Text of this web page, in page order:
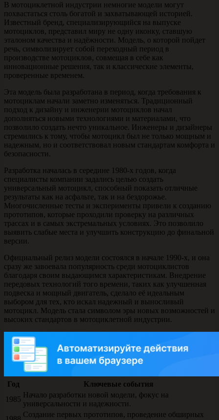
В мотоциклетной индустрии немногие модели могут
похвастаться столь богатой и захватывающей историей.
Известный бренд, специализирующийся на выпуске
мотоциклов, представил миру не одну иконку, ставшую
эталоном качества и надёжности. Модель, о которой пойдет
речь, символизирует собой переходный период в
производстве мотоциклов, совмещая в себе как
инновационные решения, так и классические элементы,
проверенные временем.
Эта модель была разработана в период, когда требования к
мотоциклам начали заметно изменяться. Традиционный
подход к дизайну и инженерии мотоциклов начал
дополняться новыми технологиями и материалами, что
позволило создать нечто уникальное. Инженеры и дизайнеры
стремились к тому, чтобы мотоцикл был не только мощным и
надежным, но и соответствовал новым стандартам комфорта и
безопасности.
Разработка началась в середине 1980-х годов, когда
специалисты компании задались целью создать
универсальный мотоцикл, способный показать отличные
результаты как на асфальте, так и на бездорожье.
Многочисленные тесты и эксперименты привели к созданию
прототипов, которые проходили проверку на различных
трассах и в самых экстремальных условиях. Это позволило
выявить слабые места и улучшить конструкцию до финальной
версии.
Официальный релиз модели состоялся в начале 1990-х, и она
сразу же завоевала популярность среди мотоциклистов
благодаря своим выдающимся характеристикам. Внедрение
передовых технологий того времени, таких как улучшенная
подвеска и мощный двигатель, сделало её идеальным
выбором для тех, кто искал надежный и выносливый
мотоцикл. Модель стала символом эры новых возможностей и
высоких стандартов в мотоциклетной индустрии.
Год
Ключевые события
1985
Начало разработки новой модели, фокус на
универсальности и надежности.
Создание первых прототипов, проведение обширных